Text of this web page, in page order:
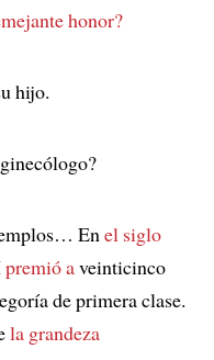
honor?
hijo.
En el siglo
premió aveinticinco
de primera clase.
la grandeza